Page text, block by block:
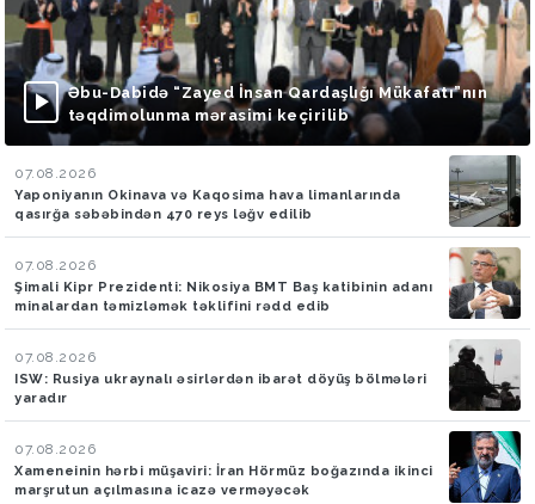
Əbu-Dabidə “Zayed İnsan Qardaşlığı Mükafatı”nın
təqdimolunma mərasimi keçirilib
07.08.2026
Yaponiyanın Okinava və Kaqosima hava limanlarında
qasırğa səbəbindən 470 reys ləğv edilib
07.08.2026
Şimali Kipr Prezidenti: Nikosiya BMT Baş katibinin adanı
minalardan təmizləmək təklifini rədd edib
07.08.2026
ISW: Rusiya ukraynalı əsirlərdən ibarət döyüş bölmələri
yaradır
07.08.2026
Xameneinin hərbi müşaviri: İran Hörmüz boğazında ikinci
marşrutun açılmasına icazə verməyəcək